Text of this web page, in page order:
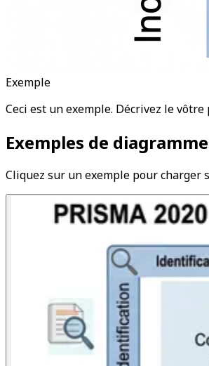
Exemple
Ceci est un exemple. Décrivez le vôtre
Exemples de
Cliquez sur un exemple pour charger